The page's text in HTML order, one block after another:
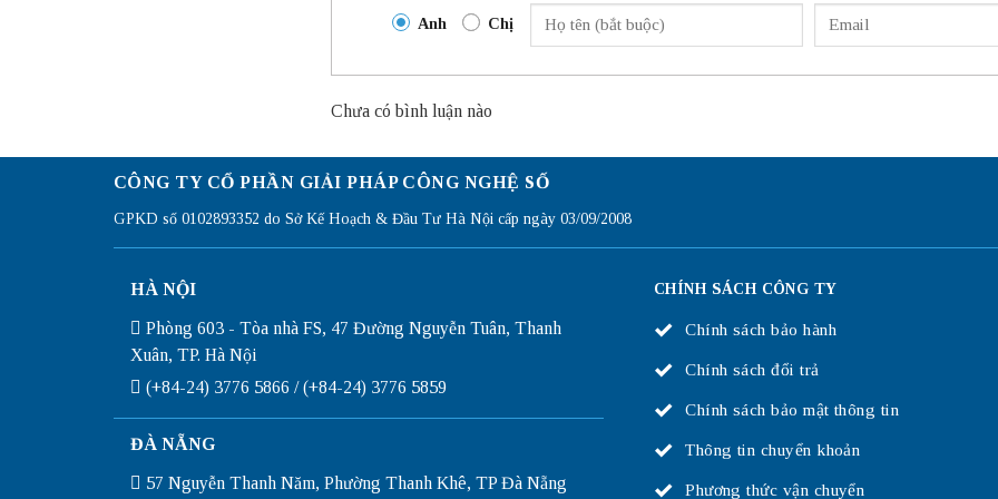
Anh Chị
Chưa có bình luận nào
CÔNG TY CỔ PHẦN GIẢI PHÁP CÔNG NGHỆ SỐ
GPKD số 0102893352 do Sở Kế Hoạch & Đầu Tư Hà Nội cấp ngày 03/09/2008
HÀ NỘI
Phòng 603 - Tòa nhà FS, 47 Đường Nguyễn Tuân, Thanh
Xuân, TP. Hà Nội
(+84-24) 3776 5866 / (+84-24) 3776 5859
ĐÀ NẴNG
57 Nguyễn Thanh Năm, Phường Thanh Khê, TP Đà Nẵng
CHÍNH SÁCH CÔNG TY
Chính sách bảo hành
Chính sách đổi trả
Chính sách bảo mật thông tin
Thông tin chuyển khoản
Phương thức vận chuyển